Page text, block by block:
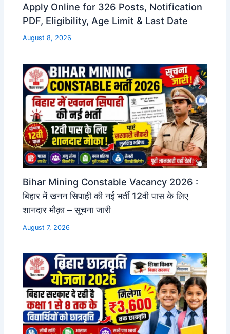
Apply Online for 326 Posts, Notification
PDF, Eligibility, Age Limit & Last Date
August 8, 2026
Bihar Mining Constable Vacancy 2026 :
बिहार में खनन सिपाही की नई भर्ती 12वी पास के लिए
शानदार मौक़ा – सूचना जारी
August 7, 2026